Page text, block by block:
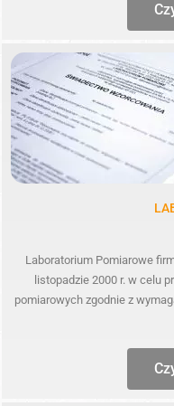
Laboratorium Pomiarowe
listopadzie 2000 r. w celu
pomiarowych zgodnie z